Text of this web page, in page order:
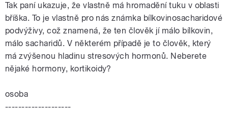
Tak paní ukazuje, že vlastně má hromadění tuku v oblasti
bříška. To je vlastně pro nás známka bílkovinosacharidové
podvýživy, což znamená, že ten člověk jí málo bílkovin,
málo sacharidů. V některém případě je to člověk, který
má zvýšenou hladinu stresových hormonů. Neberete
nějaké hormony, kortikoidy?
osoba
--------------------